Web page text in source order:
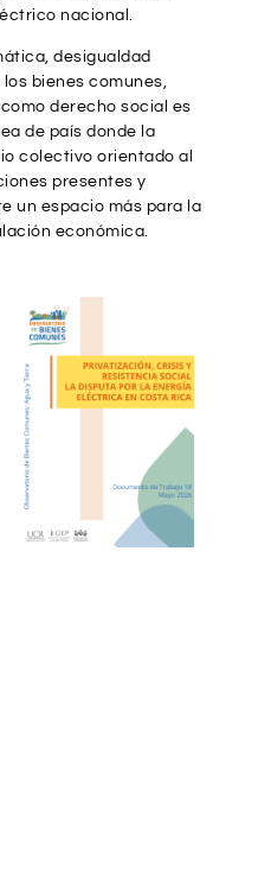
nacional.
desigualdad
bienes comunes,
derecho social es
de país donde la
colectivo orientado al
presentes y
un espacio más para la
económica.